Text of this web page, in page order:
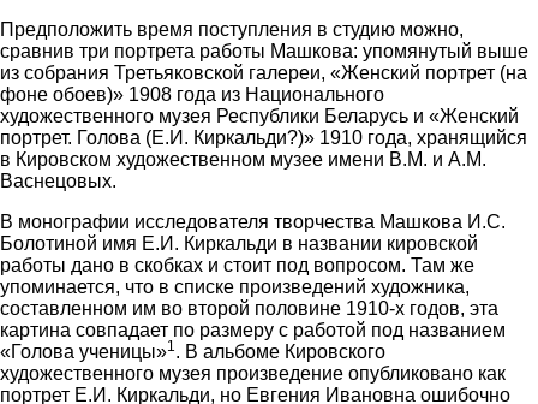
Предположить время поступления в студию можно,
сравнив три портрета работы Машкова: упомянутый выше
из собрания Третьяковской галереи, «Женский портрет (на
фоне обоев)» 1908 года из Национального
художественного музея Республики Беларусь и «Женский
портрет. Голова (Е.И. Киркальди?)» 1910 года, хранящийся
в Кировском художественном музее имени В.М. и А.М.
Васнецовых.
В монографии исследователя творчества Машкова И.С.
Болотиной имя Е.И. Киркальди в названии кировской
работы дано в скобках и стоит под вопросом. Там же
упоминается, что в списке произведений художника,
составленном им во второй половине 1910-х годов, эта
картина совпадает по размеру с работой под названием
«Голова ученицы»1 . В альбоме Кировского
художественного музея произведение опубликовано как
портрет Е.И. Киркальди, но Евгения Ивановна ошибочно